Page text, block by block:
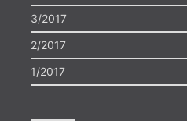
3/2017
2/2017
1/2017